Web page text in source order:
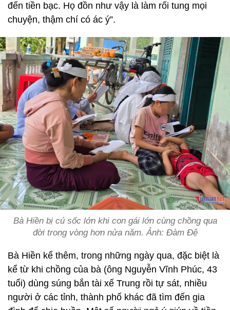
đến tiền bạc. Họ đồn như vậy là làm rối tung mọi
chuyện, thậm chí có ác ý”.
Bà Hiền bị cú sốc lớn khi con gái lớn cùng chồng qua
đời trong vòng hơn nửa năm. Ảnh: Đàm Đệ
Bà Hiền kể thêm, trong những ngày qua, đặc biệt là
kể từ khi chồng của bà (ông Nguyễn Vĩnh Phúc, 43
tuổi) dùng súng bắn tài xế Trung rồi tự sát, nhiều
người ở các tỉnh, thành phố khác đã tìm đến gia